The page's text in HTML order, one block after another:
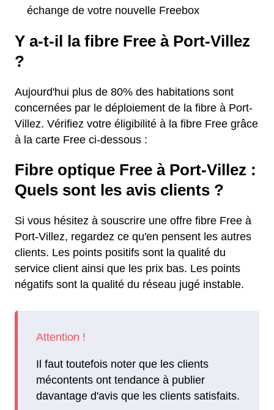
échange de votre nouvelle Freebox
Y a-t-il la fibre Free à Port-Villez
?
Aujourd'hui plus de 80% des habitations sont
concernées par le déploiement de la fibre à Port-
Villez. Vérifiez votre éligibilité à la fibre Free grâce
à la carte Free ci-dessous :
Fibre optique Free à Port-Villez :
Quels sont les avis clients ?
Si vous hésitez à souscrire une offre fibre Free à
Port-Villez, regardez ce qu'en pensent les autres
clients. Les points positifs sont la qualité du
service client ainsi que les prix bas. Les points
négatifs sont la qualité du réseau jugé instable.
Il faut toutefois noter que les clients
mécontents ont tendance à publier
davantage d'avis que les clients satisfaits.